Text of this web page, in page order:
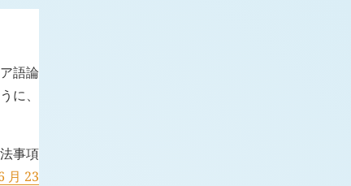
語論
に、
事項
月 23